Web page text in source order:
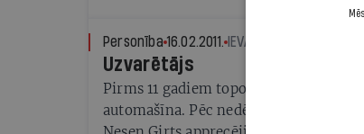
Personība 16.02.2011. IEVA ALBERTE
Uzvarētājs
Pirms 11 gadiem topošo dramaturgu
automašīna. Pēc nedēļas komā viņš